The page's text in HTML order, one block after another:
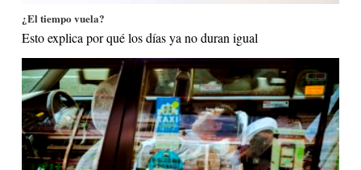
¿El tiempo vuela?
Esto explica por qué los días ya no duran igual